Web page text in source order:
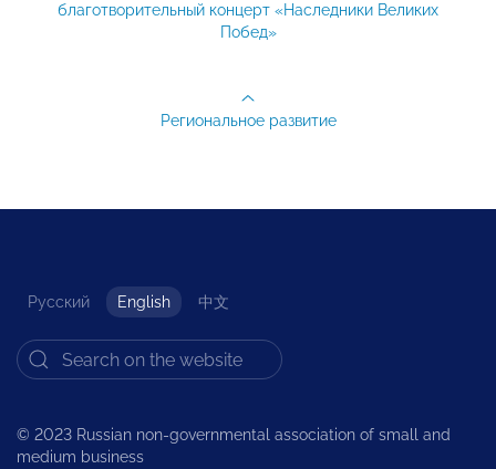
благотворительный концерт «Наследники Великих
Побед»
Региональное развитие
Русский English 中文
© 2023 Russian non-governmental association of small and
medium business